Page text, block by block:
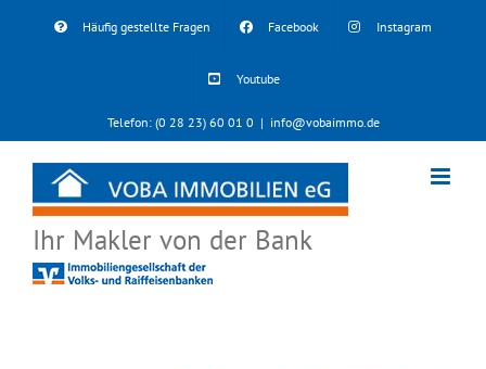
Häufig gestellte Fragen Facebook Instagram
Youtube
Telefon: (0 28 23) 60 01 0 | info@vobaimmo.de
Ihr Makler von der Bank